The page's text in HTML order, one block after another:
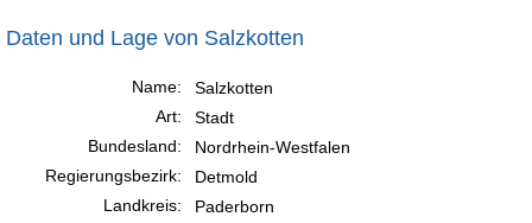
Daten und Lage von Salzkotten
Name:
Salzkotten
Art:
Stadt
Bundesland:
Nordrhein-Westfalen
Regierungsbezirk:
Detmold
Landkreis:
Paderborn